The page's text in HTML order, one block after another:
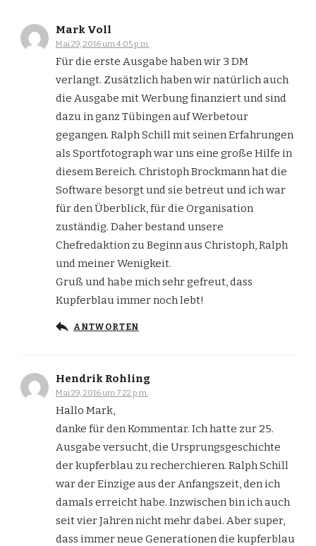
Mark Voll
Mai 29, 2016 um 4:05 p.m.
Für die erste Ausgabe haben wir 3 DM
verlangt. Zusätzlich haben wir natürlich auch
die Ausgabe mit Werbung finanziert und sind
dazu in ganz Tübingen auf Werbetour
gegangen. Ralph Schill mit seinen Erfahrungen
als Sportfotograph war uns eine große Hilfe in
diesem Bereich. Christoph Brockmann hat die
Software besorgt und sie betreut und ich war
für den Überblick, für die Organisation
zuständig. Daher bestand unsere
Chefredaktion zu Beginn aus Christoph, Ralph
und meiner Wenigkeit.
Gruß und habe mich sehr gefreut, dass
Kupferblau immer noch lebt!
ANTWORTEN
Hendrik Rohling
Mai 29, 2016 um 7:22 p.m.
Hallo Mark,
danke für den Kommentar. Ich hatte zur 25.
Ausgabe versucht, die Ursprungsgeschichte
der kupferblau zu recherchieren. Ralph Schill
war der Einzige aus der Anfangszeit, den ich
damals erreicht habe. Inzwischen bin ich auch
seit vier Jahren nicht mehr dabei. Aber super,
dass immer neue Generationen die kupferblau